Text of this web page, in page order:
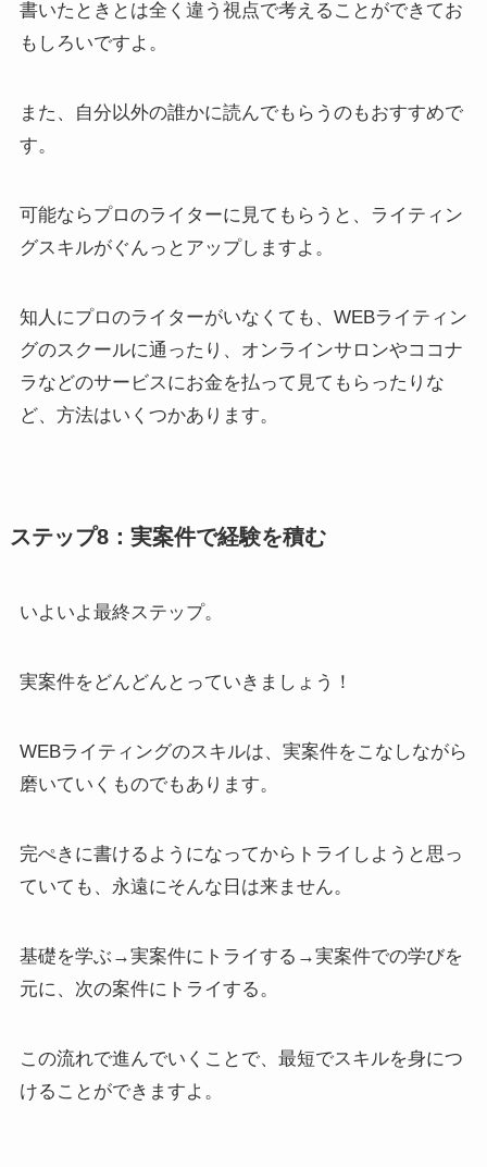
書いたときとは全く違う視点で考えることができてお
もしろいですよ。
また、自分以外の誰かに読んでもらうのもおすすめで
す。
可能ならプロのライターに見てもらうと、ライティン
グスキルがぐんっとアップしますよ。
知人にプロのライターがいなくても、WEBライティン
グのスクールに通ったり、オンラインサロンやココナ
ラなどのサービスにお金を払って見てもらったりな
ど、方法はいくつかあります。
ステップ8：実案件で経験を積む
いよいよ最終ステップ。
実案件をどんどんとっていきましょう！
WEBライティングのスキルは、実案件をこなしながら
磨いていくものでもあります。
完ぺきに書けるようになってからトライしようと思っ
ていても、永遠にそんな日は来ません。
基礎を学ぶ→実案件にトライする→実案件での学びを
元に、次の案件にトライする。
この流れで進んでいくことで、最短でスキルを身につ
けることができますよ。